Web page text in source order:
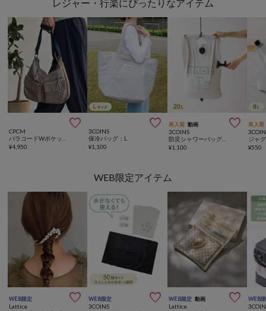
レジャー・行楽にぴったりなアイテム

CPCM
¥4,950

3COINS
保冷バッグ：L
¥1,100
再入荷 動画 
3COINS
防災シャワーバッグ：20L／SOBANI
¥1,100
再入荷
¥550
WEB限定アイテム
WEB限定 
Lattice
WEB限定 
3COINS
WEB限定 動画 
Lattice
WEB